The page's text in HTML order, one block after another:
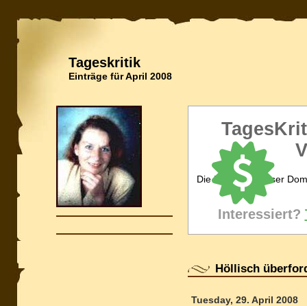
Tageskritik
Einträge für April 2008
Die Inhaberin dieser
Interessiert?
Höllisch
Tuesday, 29. April 2008